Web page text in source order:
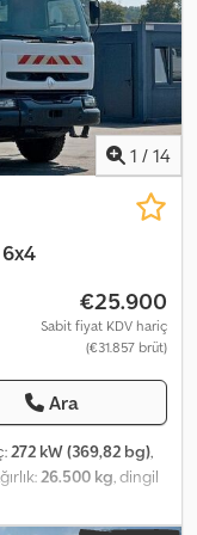
1 / 14
€25.900
Sabit fiyat KDV hariç
(€31.857 brüt)
Ara
272 kW (369,82 bg),
26.500 kg, dingil
1.400 mm,